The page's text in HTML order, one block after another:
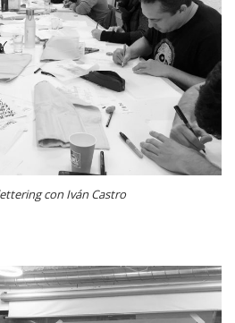
con Iván Castro